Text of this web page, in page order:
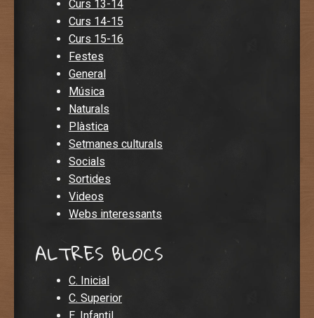
Curs 13-14
Curs 14-15
Curs 15-16
Festes
General
Música
Naturals
Plàstica
Setmanes culturals
Socials
Sortides
Videos
Webs interessants
ALTRES BLOCS
C. Inicial
C. Superior